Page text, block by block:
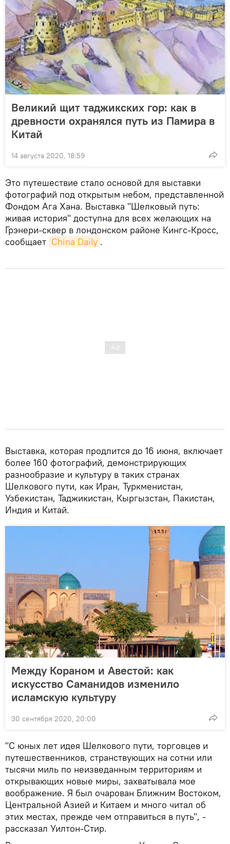
Великий щит таджикских гор: как в
древности охранялся путь из Памира в
Китай
14 августа 2020, 18:59
Это путешествие стало основой для выставки
фотографий под открытым небом, представленной
Фондом Ага Хана. Выставка "Шелковый путь:
живая история" доступна для всех желающих на
Грэнери-сквер в лондонском районе Кингс-Кросс,
сообщает China Daily .
Выставка, которая продлится до 16 июня, включает
более 160 фотографий, демонстрирующих
разнообразие и культуру в таких странах
Шелкового пути, как Иран, Туркменистан,
Узбекистан, Таджикистан, Кыргызстан, Пакистан,
Индия и Китай.
Между Кораном и Авестой: как
искусство Саманидов изменило
исламскую культуру
30 сентября 2020, 20:00
"С юных лет идея Шелкового пути, торговцев и
путешественников, странствующих на сотни или
тысячи миль по неизведанным территориям и
открывающих новые миры, захватывала мое
воображение. Я был очарован Ближним Востоком,
Центральной Азией и Китаем и много читал об
этих местах, прежде чем отправиться в путь", -
рассказал Уилтон-Стир.